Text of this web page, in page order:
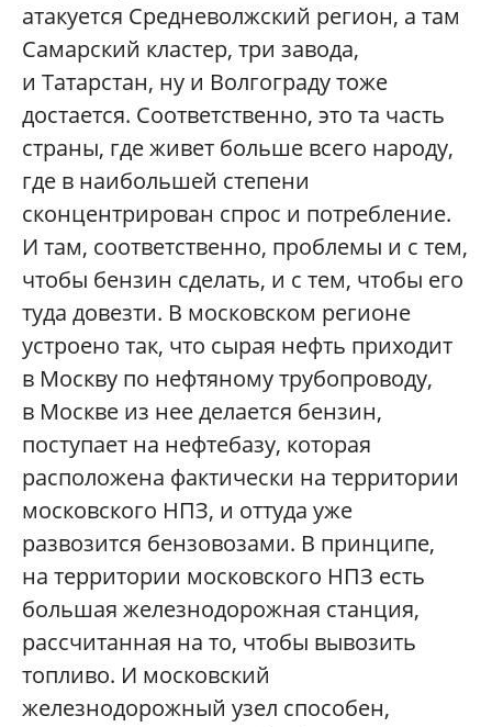
атакуется Средневолжский регион, а там
Самарский кластер, три завода,
и Татарстан, ну и Волгограду тоже
достается. Соответственно, это та часть
страны, где живет больше всего народу,
где в наибольшей степени
сконцентрирован спрос и потребление.
И там, соответственно, проблемы и с тем,
чтобы бензин сделать, и с тем, чтобы его
туда довезти. В московском регионе
устроено так, что сырая нефть приходит
в Москву по нефтяному трубопроводу,
в Москве из нее делается бензин,
поступает на нефтебазу, которая
расположена фактически на территории
московского НПЗ, и оттуда уже
развозится бензовозами. В принципе,
на территории московского НПЗ есть
большая железнодорожная станция,
рассчитанная на то, чтобы вывозить
топливо. И московский
железнодорожный узел способен,